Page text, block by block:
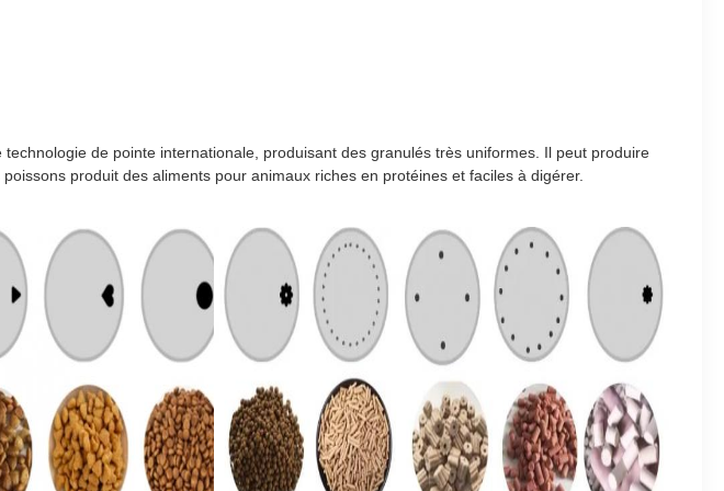
de pointe internationale, produisant des granulés très uniformes. Il peut produire
produit des aliments pour animaux riches en protéines et faciles à digérer.